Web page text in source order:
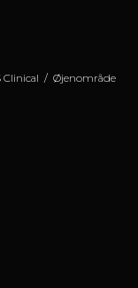
Clinical / Øjenområde